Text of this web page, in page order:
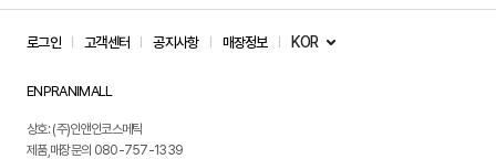
로그인 고객센터 공지사항 매장정보 KOR
ENPRANIMALL
상호: (주)인앤인코스메틱
제품,매장문의 080-757-1339